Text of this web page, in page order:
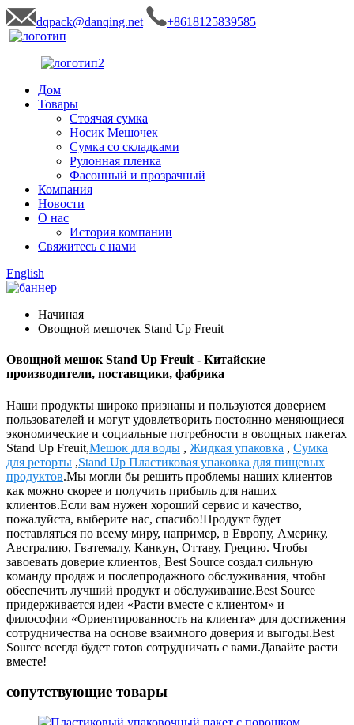
dqpack@danqing.net +8618125839585
Дом
Товары
Стоячая сумка
Носик Мешочек
Сумка со складками
Рулонная пленка
Фасонный и прозрачный
Компания
Новости
О нас
История компании
Свяжитесь с нами
English
Начиная
Овощной мешочек Stand Up Freuit
Овощной мешок Stand Up Freuit - Китайские
производители, поставщики, фабрика
Наши продукты широко признаны и пользуются доверием
пользователей и могут удовлетворить постоянно меняющиеся
экономические и социальные потребности в овощных пакетах
Stand Up Freuit,Мешок для воды , Жидкая упаковка , Сумка
для реторты ,Stand Up Пластиковая упаковка для пищевых
продуктов.Мы могли бы решить проблемы наших клиентов
как можно скорее и получить прибыль для наших
клиентов.Если вам нужен хороший сервис и качество,
пожалуйста, выберите нас, спасибо!Продукт будет
поставляться по всему миру, например, в Европу, Америку,
Австралию, Гватемалу, Канкун, Оттаву, Грецию. Чтобы
завоевать доверие клиентов, Best Source создал сильную
команду продаж и послепродажного обслуживания, чтобы
обеспечить лучший продукт и обслуживание.Best Source
придерживается идеи «Расти вместе с клиентом» и
философии «Ориентированность на клиента» для достижения
сотрудничества на основе взаимного доверия и выгоды.Best
Source всегда будет готов сотрудничать с вами.Давайте расти
вместе!
сопутствующие товары